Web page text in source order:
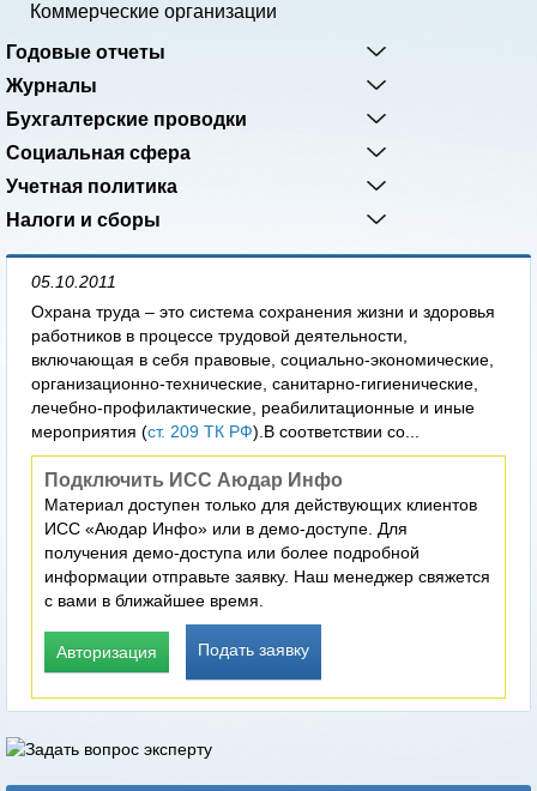
Коммерческие организации
Годовые отчеты
Журналы
Бухгалтерские проводки
Социальная сфера
Учетная политика
Налоги и сборы
05.10.2011
Охрана труда – это система сохранения жизни и здоровья
работников в процессе трудовой деятельности,
включающая в себя правовые, социально-экономические,
организационно-технические, санитарно-гигиенические,
лечебно-профилактические, реабилитационные и иные
мероприятия (ст. 209 ТК РФ).В соответствии со...
Подключить ИСС Аюдар Инфо
Материал доступен только для действующих клиентов
ИСС «Аюдар Инфо» или в демо-доступе. Для
получения демо-доступа или более подробной
информации отправьте заявку. Наш менеджер свяжется
с вами в ближайшее время.
Авторизация Подать заявку